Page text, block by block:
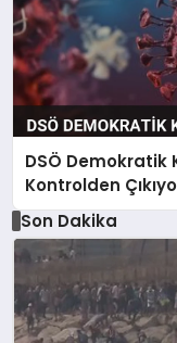
DSÖ Demokratik
Kontrolden
Son Dakika